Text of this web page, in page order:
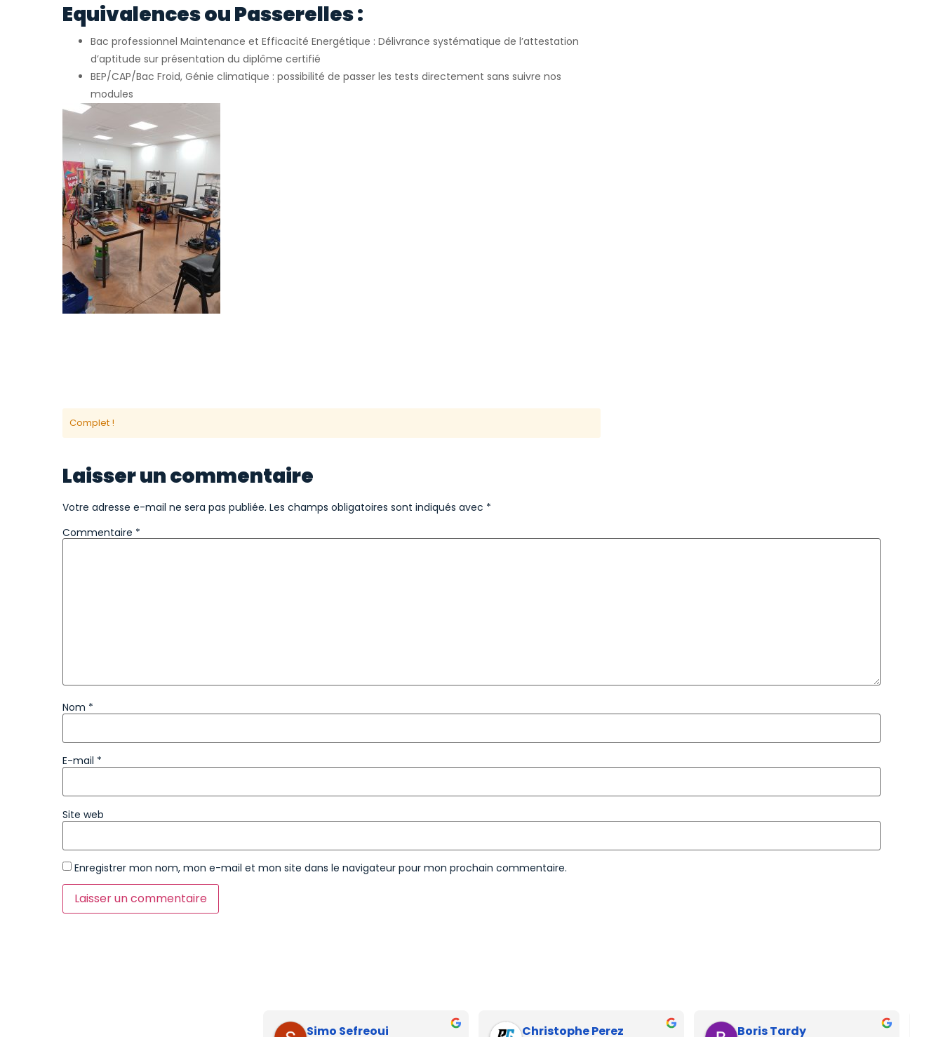
Equivalences ou Passerelles :
Bac professionnel Maintenance et Efficacité Energétique : Délivrance systématique de l’attestation
d’aptitude sur présentation du diplôme certifié
BEP/CAP/Bac Froid, Génie climatique : possibilité de passer les tests directement sans suivre nos
modules
Complet !
Laisser un commentaire
Votre adresse e-mail ne sera pas publiée. Les champs obligatoires sont indiqués avec *
Commentaire *
Nom *
E-mail *
Site web
Enregistrer mon nom, mon e-mail et mon site dans le navigateur pour mon prochain commentaire.
Simo Sefreoui Christophe Perez Boris Tardy